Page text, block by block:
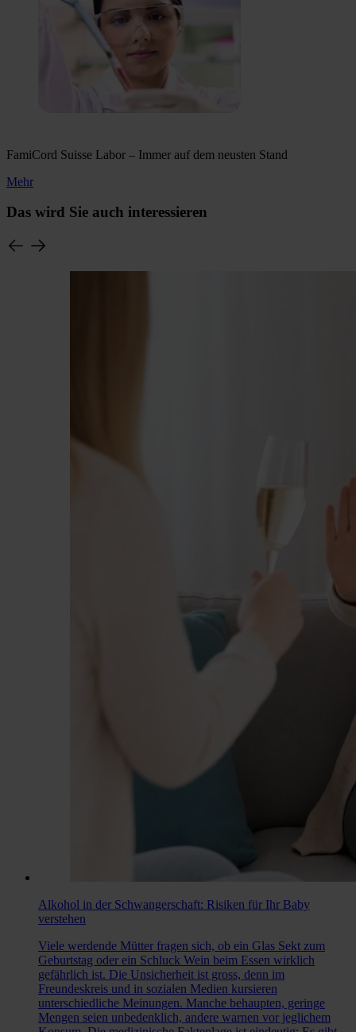
FamiCord Suisse Labor – Immer auf dem neusten Stand
Mehr
Das wird Sie auch interessieren
Alkohol in der Schwangerschaft: Risiken für Ihr Baby
verstehen
Viele werdende Mütter fragen sich, ob ein Glas Sekt zum
Geburtstag oder ein Schluck Wein beim Essen wirklich
gefährlich ist. Die Unsicherheit ist gross, denn im
Freundeskreis und in sozialen Medien kursieren
unterschiedliche Meinungen. Manche behaupten, geringe
Mengen seien unbedenklich, andere warnen vor jeglichem